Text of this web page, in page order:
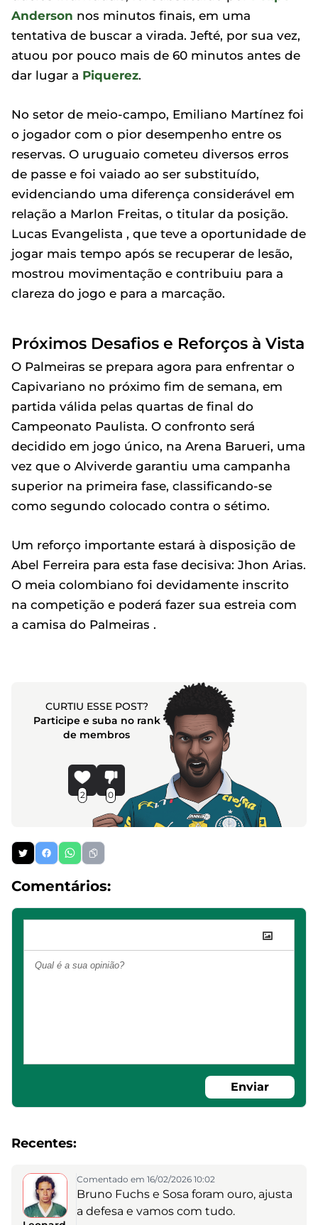
Anderson nos minutos finais, em uma
tentativa de buscar a virada. Jefté, por sua vez,
atuou por pouco mais de 60 minutos antes de
dar lugar a Piquerez.
No setor de meio-campo, Emiliano Martínez foi
o jogador com o pior desempenho entre os
reservas. O uruguaio cometeu diversos erros
de passe e foi vaiado ao ser substituído,
evidenciando uma diferença considerável em
relação a Marlon Freitas, o titular da posição.
Lucas Evangelista , que teve a oportunidade de
jogar mais tempo após se recuperar de lesão,
mostrou movimentação e contribuiu para a
clareza do jogo e para a marcação.
Próximos Desafios e Reforços à Vista
O Palmeiras se prepara agora para enfrentar o
Capivariano no próximo fim de semana, em
partida válida pelas quartas de final do
Campeonato Paulista. O confronto será
decidido em jogo único, na Arena Barueri, uma
vez que o Alviverde garantiu uma campanha
superior na primeira fase, classificando-se
como segundo colocado contra o sétimo.
Um reforço importante estará à disposição de
Abel Ferreira para esta fase decisiva: Jhon Arias.
O meia colombiano foi devidamente inscrito
na competição e poderá fazer sua estreia com
a camisa do Palmeiras .
CURTIU ESSE POST?
Participe e suba no rank
de membros
2 0
Comentários:
Enviar
Recentes:
Comentado em 16/02/2026 10:02
Bruno Fuchs e Sosa foram ouro, ajusta
a defesa e vamos com tudo.